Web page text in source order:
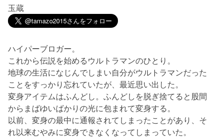
玉蔵
ハイパーブロガー。
これから伝説を始めるウルトラマンのひとり。
地球の生活になじんでしまい自分がウルトラマンだった
ことをすっかり忘れていたが、最近思い出した。
変身アイテムはふんどし。ふんどしを脱ぎ捨てると股間
からまばゆいばかりの光に包まれて変身する。
以前、変身の最中に通報されてしまったことがあり、そ
れ以来むやみに変身できなくなってしまっていた。